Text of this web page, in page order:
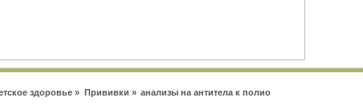
здоровье » Прививки » анализы на антитела к полио